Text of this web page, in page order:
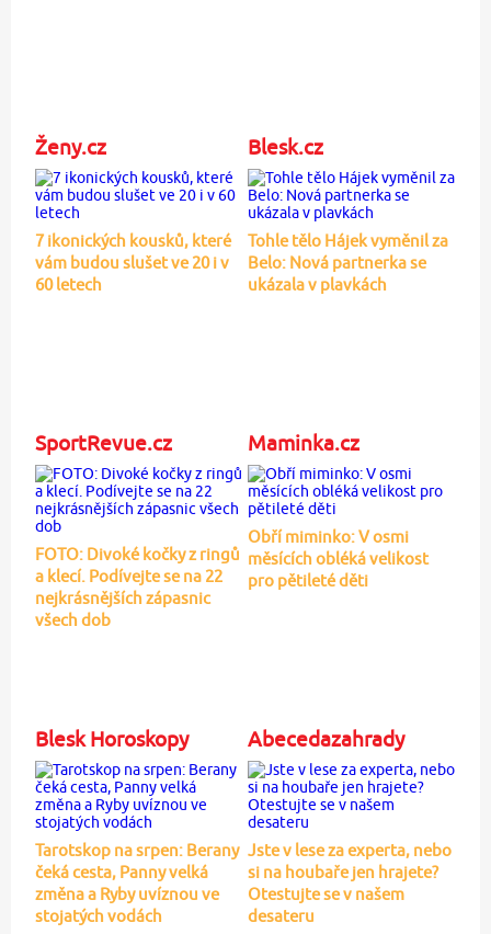
Ženy.cz
7 ikonických kousků, které
vám budou slušet ve 20 i v
60 letech
Blesk.cz
Tohle tělo Hájek vyměnil za
Belo: Nová partnerka se
ukázala v plavkách
SportRevue.cz
FOTO: Divoké kočky z ringů
a klecí. Podívejte se na 22
nejkrásnějších zápasnic
všech dob
Maminka.cz
Obří miminko: V osmi
měsících obléká velikost
pro pětileté děti
Blesk Horoskopy
Tarotskop na srpen: Berany
čeká cesta, Panny velká
změna a Ryby uvíznou ve
stojatých vodách
Abecedazahrady
Jste v lese za experta, nebo
si na houbaře jen hrajete?
Otestujte se v našem
desateru